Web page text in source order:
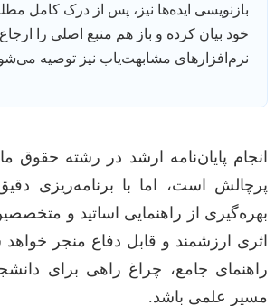
بازنویسی ایده‌ها نیز، پس از درک کامل
خود بیان کرده و باز هم منبع اصلی را ارجاع
نرم‌افزارهای مشابهت‌یاب نیز توصیه
انجام پایان‌نامه ارشد در رشته حقوق
پرچالش است، اما با برنامه‌ریزی
بهره‌گیری از راهنمایی اساتید و
اثری ارزشمند و قابل دفاع منجر
راهنمای جامع، چراغ راهی برای
مسیر علمی باشد.